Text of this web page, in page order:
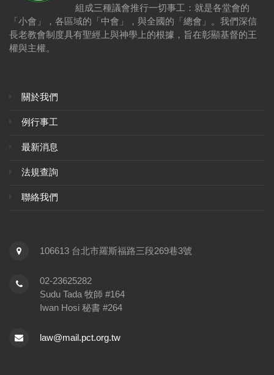
組成三種議會推行一切事工：就是各堂會的
「小會」，各區域的「中會」，與全國的「總會」。我們深信
長老教會制度具有聖經上與神學上的根據，旨在彰顯基督的王
權與主權。
關於我們
例行事工
最新消息
法規查詢
聯絡我們
106613 台北市羅斯福路三段269巷3號
02-23625282
Sudu Tada 牧師 #164
Iwan Hosi 秘書 #264
law@mail.pct.org.tw